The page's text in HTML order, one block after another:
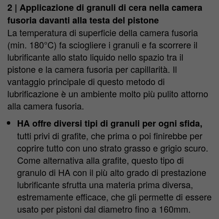
2 | Applicazione di granuli di cera nella camera
fusoria davanti alla testa del pistone
La temperatura di superficie della camera fusoria
(min. 180°C) fa sciogliere i granuli e fa scorrere il
lubrificante allo stato liquido nello spazio tra il
pistone e la camera fusoria per capillarità. Il
vantaggio principale di questo metodo di
lubrificazione è un ambiente molto più pulito attorno
alla camera fusoria.
HA offre diversi tipi di granuli per ogni sfida,
tutti privi di grafite, che prima o poi finirebbe per
coprire tutto con uno strato grasso e grigio scuro.
Come alternativa alla grafite, questo tipo di
granulo di HA con il più alto grado di prestazione
lubrificante sfrutta una materia prima diversa,
estremamente efficace, che gli permette di essere
usato per pistoni dal diametro fino a 160mm.